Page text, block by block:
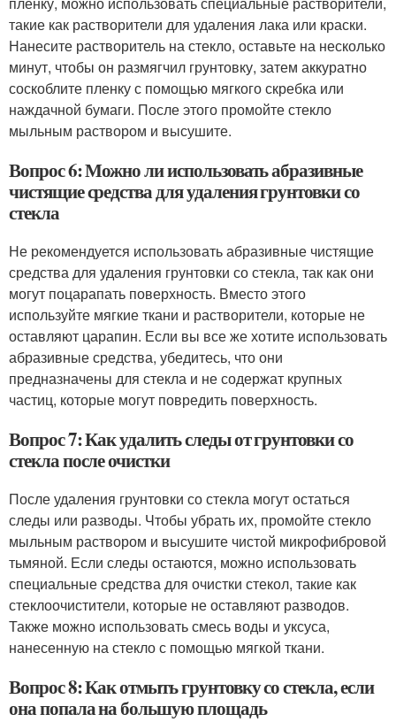
такие как растворители для удаления лака или краски.
Нанесите растворитель на стекло, оставьте на несколько
минут, чтобы он размягчил грунтовку, затем аккуратно
соскоблите пленку с помощью мягкого скребка или
наждачной бумаги. После этого промойте стекло
мыльным раствором и высушите.
Вопрос 6: Можно ли использовать абразивные
чистящие средства для удаления грунтовки со
стекла
Не рекомендуется использовать абразивные чистящие
средства для удаления грунтовки со стекла, так как они
могут поцарапать поверхность. Вместо этого
используйте мягкие ткани и растворители, которые не
оставляют царапин. Если вы все же хотите использовать
абразивные средства, убедитесь, что они
предназначены для стекла и не содержат крупных
частиц, которые могут повредить поверхность.
Вопрос 7: Как удалить следы от грунтовки со
стекла после очистки
После удаления грунтовки со стекла могут остаться
следы или разводы. Чтобы убрать их, промойте стекло
мыльным раствором и высушите чистой микрофибровой
тьмяной. Если следы остаются, можно использовать
специальные средства для очистки стекол, такие как
стеклоочистители, которые не оставляют разводов.
Также можно использовать смесь воды и уксуса,
нанесенную на стекло с помощью мягкой ткани.
Вопрос 8: Как отмыть грунтовку со стекла, если
она попала на большую площадь